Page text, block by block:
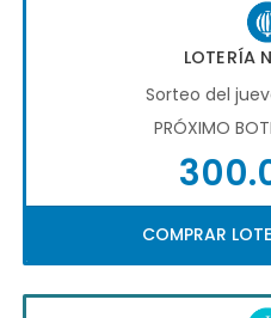
LOTERÍA
Sorteo del
PRÓXIMO
COMPRAR